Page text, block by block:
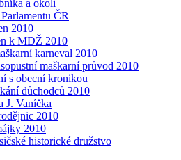
a okolí
ČR
2010
k MDŽ 2010
karneval 2010
maškarní průvod 2010
s obecní kronikou
důchodců 2010
J. Vaníčka
2010
2010
historické družstvo